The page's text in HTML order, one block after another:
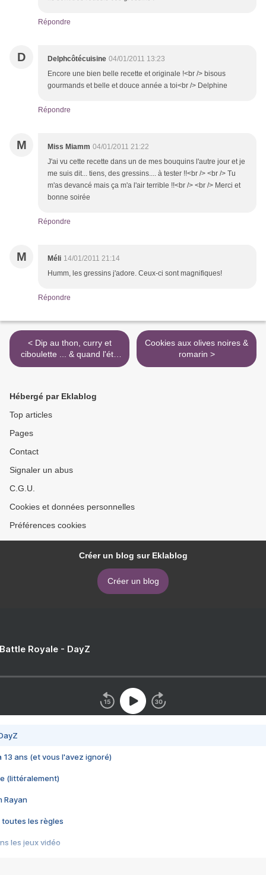
Répondre
D Delphcôtécuisine 04/01/2011 13:23
Encore une bien belle recette et originale !<br /> bisous
gourmands et belle et douce année a toi<br /> Delphine
Répondre
M Miss Miamm 04/01/2011 21:22
J'ai vu cette recette dans un de mes bouquins l'autre jour et je
me suis dit... tiens, des gressins.... à tester !!<br /> <br /> Tu
m'as devancé mais ça m'a l'air terrible !!<br /> <br /> Merci et
bonne soirée
Répondre
M Méli 14/01/2011 21:14
Humm, les gressins j'adore. Ceux-ci sont magnifiques!
Répondre
< Dip au thon, curry et
ciboulette ... & quand l'été
se manifeste :)
Cookies aux olives noires &
romarin >
Hébergé par Eklablog
Top articles
Pages
Contact
Signaler un abus
C.G.U.
Cookies et données personnelles
Préférences cookies
Créer un blog sur Eklablog
Créer un blog
Royale - DayZ
13 ans (et vous l'avez ignoré)
(littéralement)
Rayan
toutes les règles
les jeux vidéo